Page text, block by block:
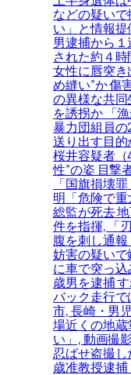
などの疑い
い」と情報
男逮捕から
された約４
女性に唇突き
め縫い”か 傷
の異様な共
を誘拐か 「
暴力団組員
送り出す目的
桜井容疑者
性”の姿 目撃
「国旗損壊
明「危険で
総監が死去
件を指揮, 「
腹を刺し通
妨害の疑い
に車で突っ
歳男を逮捕
バック走行
市, 長崎・男
場近くの地
い」, 動画撮
忍ばせ盗撮
歳准教授逮